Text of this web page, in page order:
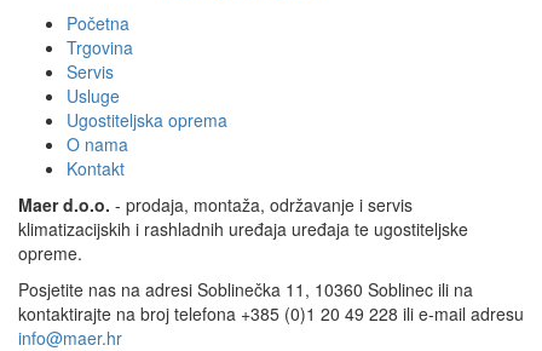
Početna
Trgovina
Servis
Usluge
Ugostiteljska oprema
O nama
Kontakt
Maer d.o.o. - prodaja, montaža, održavanje i servis
klimatizacijskih i rashladnih uređaja uređaja te ugostiteljske
opreme.
Posjetite nas na adresi Soblinečka 11, 10360 Soblinec ili na
kontaktirajte na broj telefona +385 (0)1 20 49 228 ili e-mail adresu
info@maer.hr